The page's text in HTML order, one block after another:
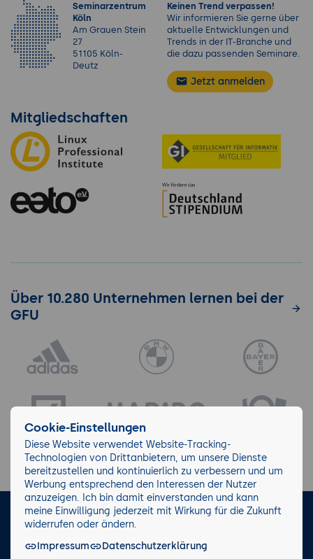
Seminarzentrum
Köln
Am Grauen Stein
27
51105 Köln-
Deutz
Keinen Trend verpassen!
Wir informieren Sie gerne über
aktuelle Entwicklungen und
Trends in der IT-Branche und
die dazu passenden Seminare.
Jetzt anmelden
Mitgliedschaften
Über 10.280 Unternehmen lernen bei der
GFU
LinkedIn Facebook
Cookie-Einstellungen
Diese Website verwendet Website-Tracking-
Technologien von Drittanbietern, um unsere Dienste
bereitzustellen und kontinuierlich zu verbessern und um
Werbung entsprechend den Interessen der Nutzer
anzuzeigen. Ich bin damit einverstanden und kann
meine Einwilligung jederzeit mit Wirkung für die Zukunft
widerrufen oder ändern.
Impressum
Datenschutzerklärung